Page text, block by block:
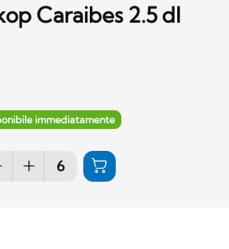
Caraibes 2.5 dl
immediatamente